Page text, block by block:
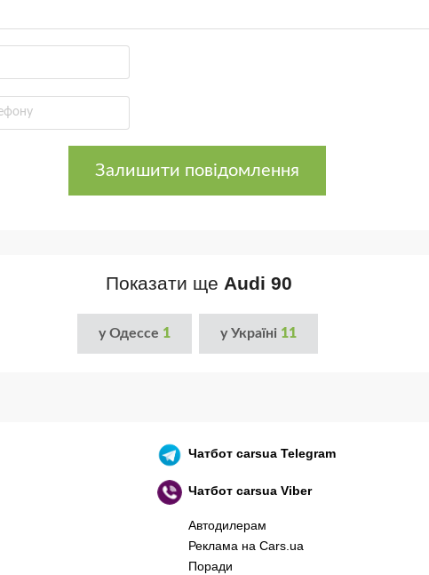
Залишити повідомлення
Показати ще Audi 90
у Одессе 1 у Україні 11
Чатботcarsua Telegram
Чатботcarsua Viber
Автодилерам
Реклама на Cars.ua
Поради